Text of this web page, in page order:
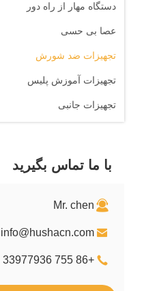
دستگاه مهار از راه دور
عصا بی حسی
تجهیزات ضد شورش
تجهیزات آموزش پلیس
تجهیزات جانبی
با ما تماس بگیرید
Mr. chen
info@hushacn.com
+86 755 33977936